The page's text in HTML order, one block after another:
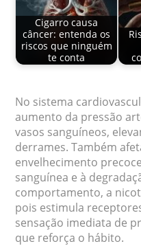
Cigarro causa
câncer: entenda os
riscos que ninguém
te conta
No sistema
aumento da pressão
vasos sanguíneos,
derrames. Também
envelhecimento
sanguínea e à
comportamento, a
pois estimula
sensação imediata de
que reforça o hábito.